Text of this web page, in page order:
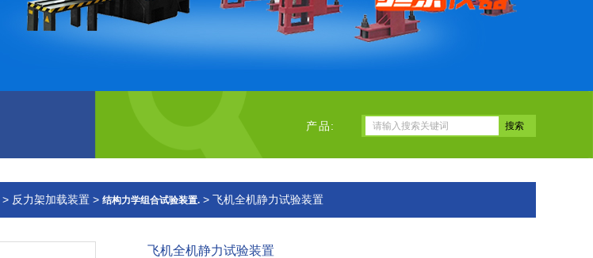
产品:
> 反力架加载装置 > 结构力学组合试验装置. > 飞机全机静力试验装置
飞机全机静力试验装置